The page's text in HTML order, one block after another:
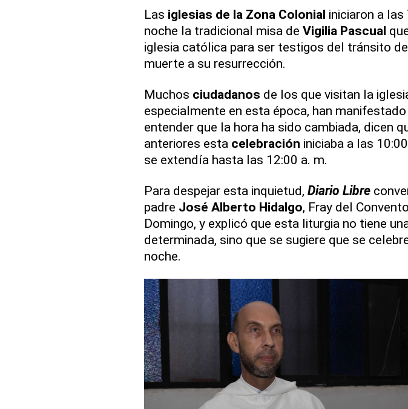
Las iglesias de la Zona Colonial iniciaron a las
noche la tradicional misa de Vigilia Pascual
iglesia católica para ser testigos del tránsito
muerte a su resurrección.
Muchos ciudadanos de los que visitan la
especialmente en esta época, han
entender que la hora ha sido cambiada, dicen
anteriores esta celebración iniciaba a las
se extendía hasta las 12:00 a. m.
Para despejar esta inquietud, Diario Libre
padre José Alberto Hidalgo, Fray del
Domingo, y explicó que esta liturgia no tiene
determinada, sino que se sugiere que se
noche.